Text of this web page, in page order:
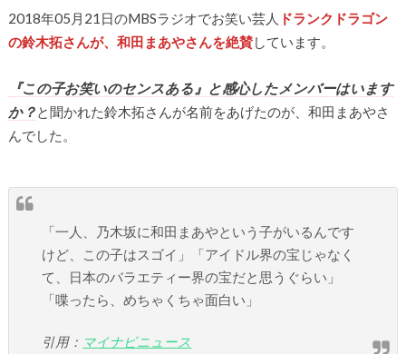
2018年05月21日のMBSラジオでお笑い芸人 ドランクドラゴン
の鈴木拓さんが、和田まあやさんを絶賛しています。
『この子お笑いのセンスある』と感心したメンバーはいます
か？と聞かれた鈴木拓さんが名前をあげたのが、和田まあやさ
んでした。
「一人、乃木坂に和田まあやという子がいるんです
けど、この子はスゴイ」「アイドル界の宝じゃなく
て、日本のバラエティー界の宝だと思うぐらい」
「喋ったら、めちゃくちゃ面白い」
引用： マイナビニュース